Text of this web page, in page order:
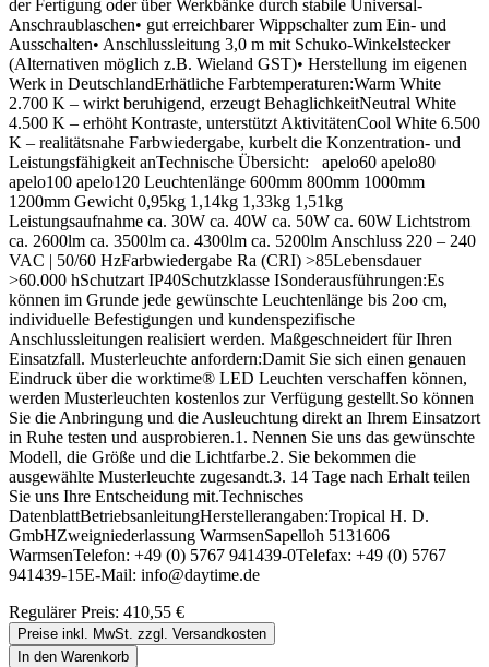
der Fertigung oder über Werkbänke durch stabile Universal-
Anschraublaschen• gut erreichbarer Wippschalter zum Ein- und
Ausschalten• Anschlussleitung 3,0 m mit Schuko-Winkelstecker
(Alternativen möglich z.B. Wieland GST)• Herstellung im eigenen
Werk in DeutschlandErhätliche Farbtemperaturen:Warm White
2.700 K – wirkt beruhigend, erzeugt BehaglichkeitNeutral White
4.500 K – erhöht Kontraste, unterstützt AktivitätenCool White 6.500
K – realitätsnahe Farbwiedergabe, kurbelt die Konzentration- und
Leistungsfähigkeit anTechnische Übersicht: apelo60 apelo80
apelo100 apelo120 Leuchtenlänge 600mm 800mm 1000mm
1200mm Gewicht 0,95kg 1,14kg 1,33kg 1,51kg
Leistungsaufnahme ca. 30W ca. 40W ca. 50W ca. 60W Lichtstrom
ca. 2600lm ca. 3500lm ca. 4300lm ca. 5200lm Anschluss 220 – 240
VAC | 50/60 HzFarbwiedergabe Ra (CRI) >85Lebensdauer
>60.000 hSchutzart IP40Schutzklasse ISonderausführungen:Es
können im Grunde jede gewünschte Leuchtenlänge bis 2oo cm,
individuelle Befestigungen und kundenspezifische
Anschlussleitungen realisiert werden. Maßgeschneidert für Ihren
Einsatzfall. Musterleuchte anfordern:Damit Sie sich einen genauen
Eindruck über die worktime® LED Leuchten verschaffen können,
werden Musterleuchten kostenlos zur Verfügung gestellt.So können
Sie die Anbringung und die Ausleuchtung direkt an Ihrem Einsatzort
in Ruhe testen und ausprobieren.1. Nennen Sie uns das gewünschte
Modell, die Größe und die Lichtfarbe.2. Sie bekommen die
ausgewählte Musterleuchte zugesandt.3. 14 Tage nach Erhalt teilen
Sie uns Ihre Entscheidung mit.Technisches
DatenblattBetriebsanleitungHerstellerangaben:Tropical H. D.
GmbHZweigniederlassung WarmsenSapelloh 5131606
WarmsenTelefon: +49 (0) 5767 941439-0Telefax: +49 (0) 5767
941439-15E-Mail: info@daytime.de
Regulärer Preis: 410,55 €
Preise inkl. MwSt. zzgl. Versandkosten
In den Warenkorb